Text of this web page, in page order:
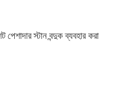
স্টান বন্দুক ব্যবহার করা